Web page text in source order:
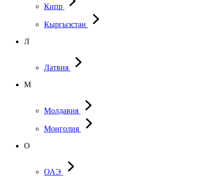
Кипр
Кыргызстан
Л
Латвия
М
Молдавия
Монголия
О
ОАЭ